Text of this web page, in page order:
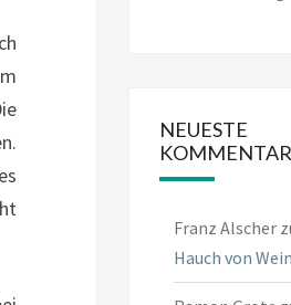
NEUESTE
Franz Alscher
Hauch von